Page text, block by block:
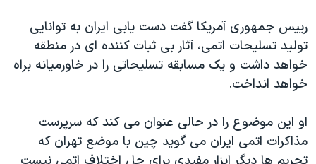
نرگس محمدی برنده جایزه نوبل صلح
همایش محافظه‌کاران آمریکا «سی‌پک»
سفر پرزیدنت ترامپ به چین
رییس جمهوری آمریکا گفت دست یابی ایران به توانایی
تولید تسلیحات اتمی، آثار بی ثبات کننده ای در منطقه
خواهد داشت و یک مسابقه تسلیحاتی را در خاورمیانه براه
خواهد انداخت.
او این موضوع را در حالی عنوان می کند که سرپرست
مذاکرات اتمی ایران می گوید چین با موضع تهران که